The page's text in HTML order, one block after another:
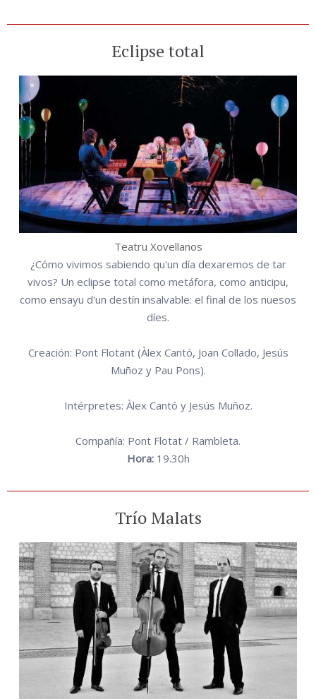
Eclipse total
Teatru Xovellanos
¿Cómo vivimos sabiendo qu'un día dexaremos de tar
vivos? Un eclipse total como metáfora, como anticipu,
como ensayu d'un destín insalvable: el final de los nuesos
díes.
Creación: Pont Flotant (Àlex Cantó, Joan Collado, Jesús
Muñoz y Pau Pons).
Intérpretes: Àlex Cantó y Jesús Muñoz.
Compañía: Pont Flotat / Rambleta.
Hora:19.30h
Trío Malats